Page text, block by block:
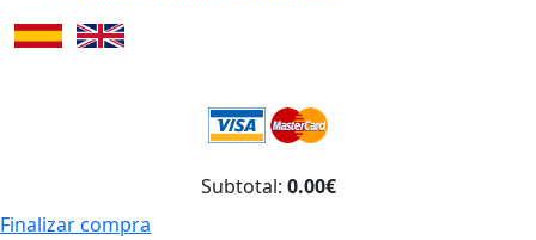
Subtotal: 0.00€
Finalizar compra